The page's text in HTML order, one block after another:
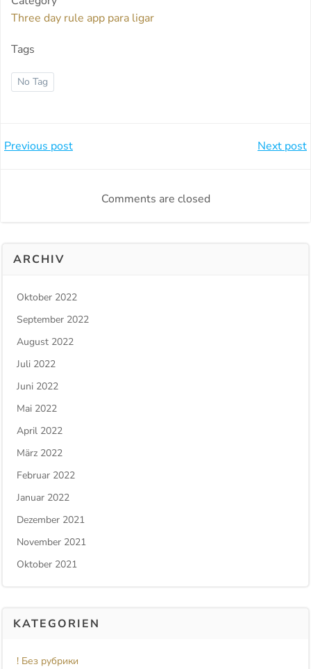
Three day rule app para ligar
Tags
No Tag
Beitragsnavigation
Previous post Next post
Comments are closed
ARCHIV
Oktober 2022
September 2022
August 2022
Juli 2022
Juni 2022
Mai 2022
April 2022
März 2022
Februar 2022
Januar 2022
Dezember 2021
November 2021
Oktober 2021
KATEGORIEN
! Без рубрики